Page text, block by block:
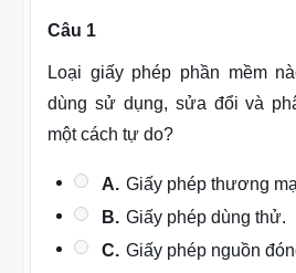
Câu 1
Loại giấy phép phần mềm
dùng sử dụng, sửa đổi và
một cách tự do?
A. Giấy phép thương
B. Giấy phép dùng thử.
C. Giấy phép nguồn